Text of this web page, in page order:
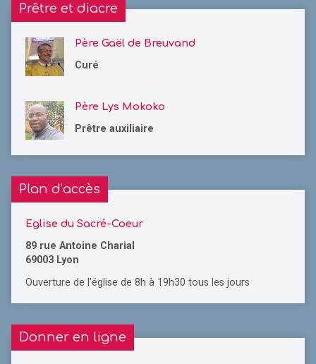
Prêtre et diacre
Père Gaël de Breuvand
Curé
Père Lys Mokoko
Prêtre auxiliaire
Plan d’accès
Eglise du Sacré-Coeur
89 rue Antoine Charial
69003 Lyon
Ouverture de l’église de 8h à 19h30 tous les jours
Donner en ligne